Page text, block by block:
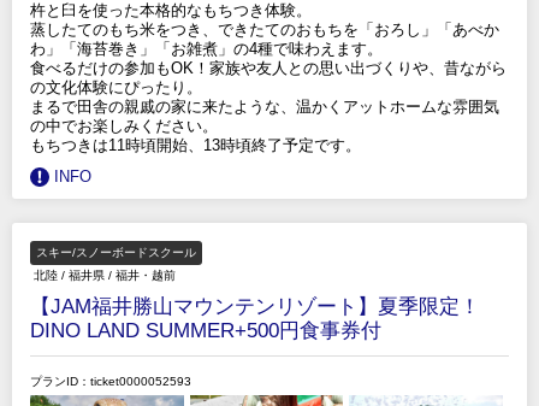
杵と臼を使った本格的なもちつき体験。
蒸したてのもち米をつき、できたてのおもちを「おろし」「あべか
わ」「海苔巻き」「お雑煮」の4種で味わえます。
食べるだけの参加もOK！家族や友人との思い出づくりや、昔ながら
の文化体験にぴったり。
まるで田舎の親戚の家に来たような、温かくアットホームな雰囲気
の中でお楽しみください。
もちつきは11時頃開始、13時頃終了予定です。
INFO
スキー/スノーボードスクール
北陸 / 福井県 / 福井・越前
【JAM福井勝山マウンテンリゾート】夏季限定！
DINO LAND SUMMER+500円食事券付
プランID：ticket0000052593